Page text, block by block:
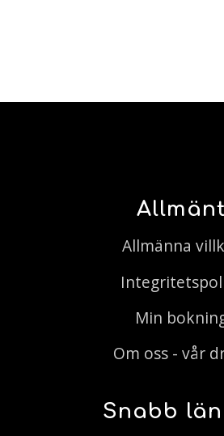
Allmänt
Allmänna
Min
Om oss - vår
Snabb